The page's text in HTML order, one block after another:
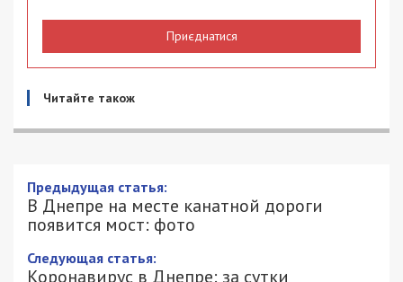
Приєднатися
Читайте також
В Днепре на месте канатной дороги
появится мост: фото
29/01/2021 - 21:00
ИВАН ДУЗЬ - СПЕЦИАЛЬНО ДЛЯ